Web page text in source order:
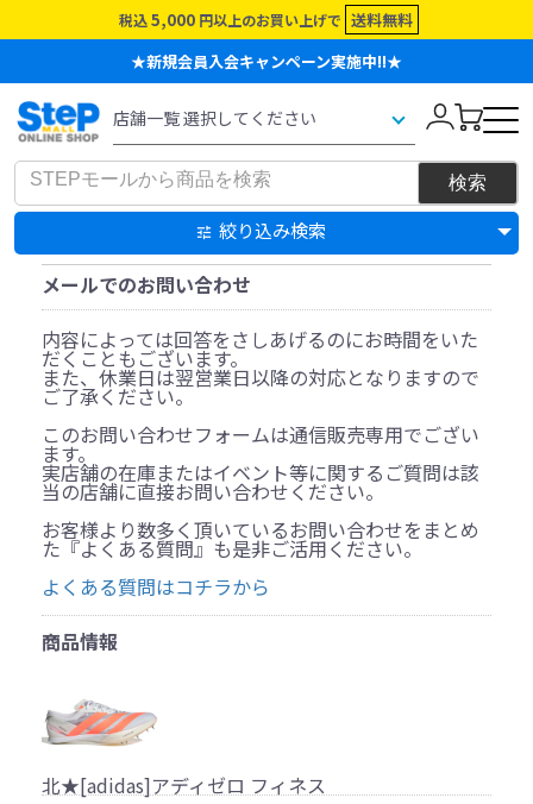
税込 5,000 円以上のお買い上げで 送料無料
★新規会員入会キャンペーン実施中!!★
絞り込み検索
メールでのお問い合わせ
内容によっては回答をさしあげるのにお時間をいた
だくこともございます。
また、休業日は翌営業日以降の対応となりますので
ご了承ください。
このお問い合わせフォームは通信販売専用でござい
ます。
実店舗の在庫またはイベント等に関するご質問は該
当の店舗に直接お問い合わせください。
お客様より数多く頂いているお問い合わせをまとめ
た『よくある質問』も是非ご活用ください。
よくある質問はコチラから
商品情報
北★[adidas]アディゼロ フィネス